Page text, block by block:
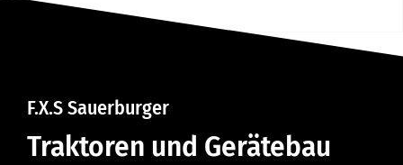
F.X.S Sauerburger
Traktoren und Gerätebau